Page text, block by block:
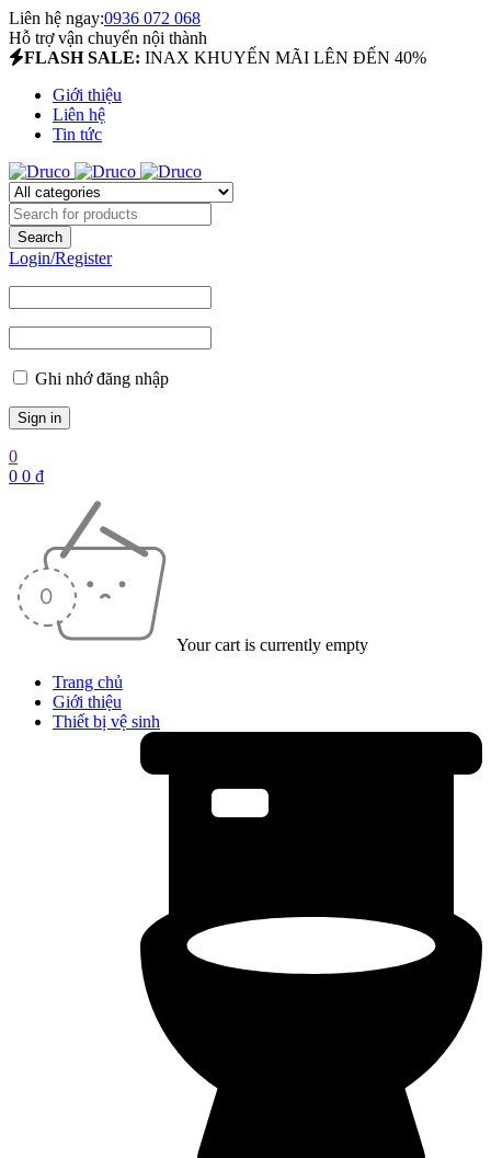
Liên hệ ngay:0936 072 068
Hỗ trợ vận chuyển nội thành
FLASH SALE: INAX KHUYẾN MÃI LÊN ĐẾN 40%
Giới thiệu
Liên hệ
Tin tức
Login/Register
Ghi nhớ đăng nhập
0
0 0 ₫
Your cart is currently empty
Trang chủ
Giới thiệu
Thiết bị vệ sinh